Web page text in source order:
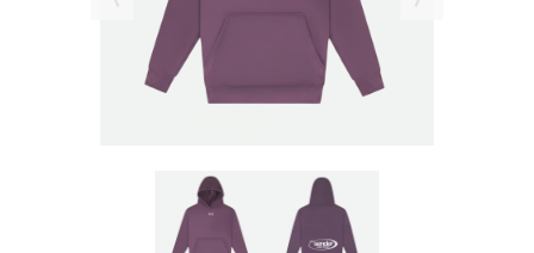
Lorem ipsum dolor sit amet
ut aliquip ex ea commodo consequat.